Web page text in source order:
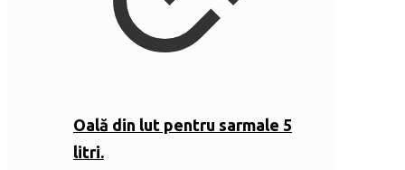
Oală din lut pentru sarmale 5
litri.